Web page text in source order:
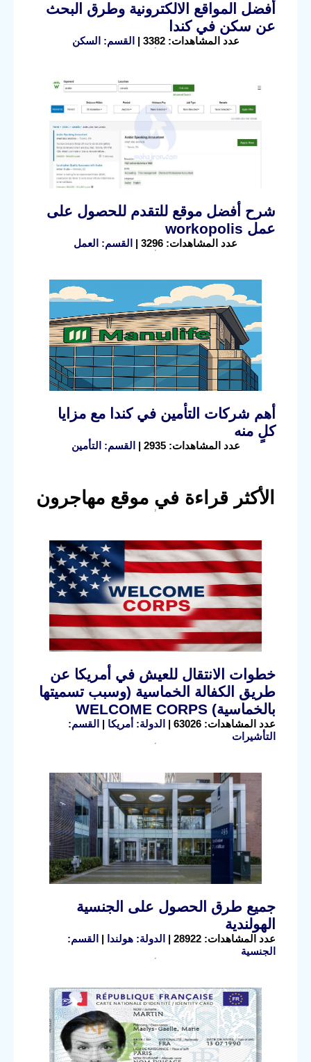
أفضل المواقع الالكترونية وطرق البحث
عن سكن في كندا
عدد المشاهدات: 3382 | القسم: السكن
شرح أفضل موقع للتقدم للحصول على
عمل workopolis
عدد المشاهدات: 3296 | القسم: العمل
أهم شركات التأمين في كندا مع مزايا
كلٍ منه
عدد المشاهدات: 2935 | القسم: التأمين
الأكثر قراءة في موقع مهاجرون
خطوات الانتقال للعيش في أمريكا عن
طريق الكفالة الخماسية (وسبب تسميتها
بالخماسية) WELCOME CORPS
عدد المشاهدات: 63026 | الدولة: أمريكا | القسم:
التأشيرات
جميع طرق الحصول على الجنسية
الهولندية
عدد المشاهدات: 28922 | الدولة: هولندا | القسم:
الجنسية